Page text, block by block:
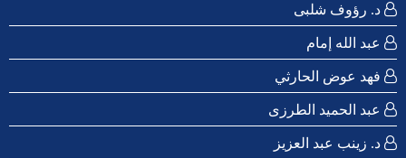
د. رؤوف شلبى
عبد الله إمام
فهد عوض الحارثي
عبد الحميد الطرزى
د. زينب عبد العزيز